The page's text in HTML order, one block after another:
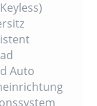
Auto